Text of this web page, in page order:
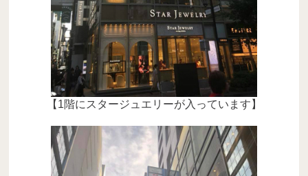
【1階にスタージュエリーが入っています】